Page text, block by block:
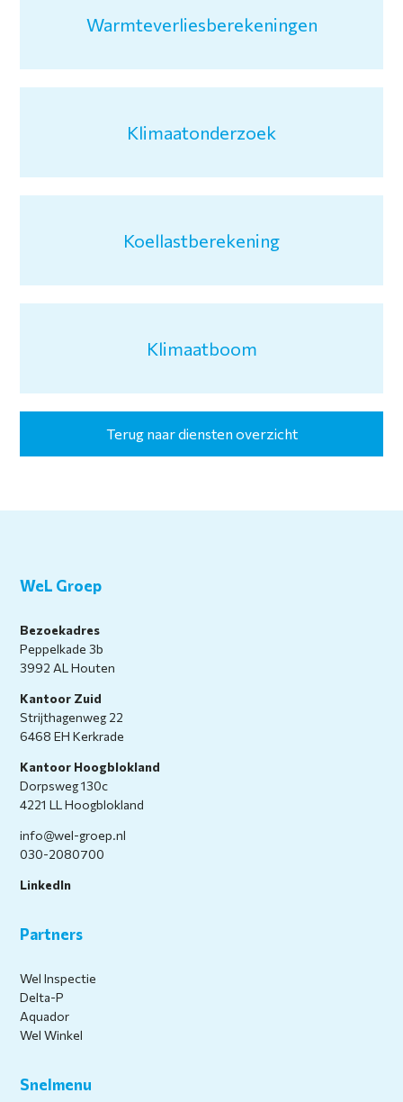
Warmteverliesberekeningen
Klimaatonderzoek
Koellastberekening
Klimaatboom
Terug naar diensten overzicht
WeL Groep
Bezoekadres
Peppelkade 3b
3992 AL Houten
Kantoor Zuid
Strijthagenweg 22
6468 EH Kerkrade
Kantoor Hoogblokland
Dorpsweg 130c
4221 LL Hoogblokland
info@wel-groep.nl
030-2080700
LinkedIn
Partners
Wel Inspectie
Delta-P
Aquador
Wel Winkel
Snelmenu